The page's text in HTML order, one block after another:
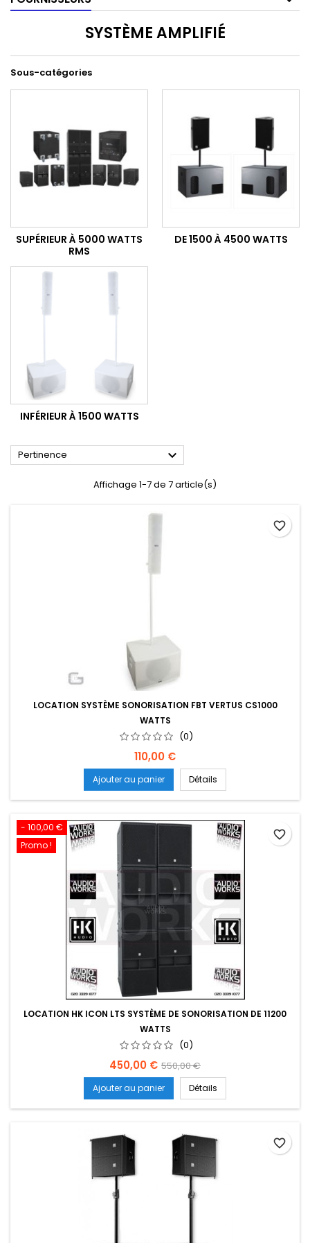
SYSTÈME AMPLIFIÉ
Sous-catégories
SUPÉRIEUR À 5000 WATTS
RMS
DE 1500 À 4500 WATTS
INFÉRIEUR À 1500 WATTS
Pertinence 
Affichage 1-7 de 7 article(s)
LOCATION SYSTÈME SONORISATION FBT VERTUS CS1000
WATTS
(0)
Prix
110,00 €
Ajouter au panier Détails
favorite_border
- 100,00 €
Promo !
LOCATION HK ICON LTS SYSTÈME DE SONORISATION DE 11200
WATTS
(0)
Prix
450,00 € Prix
base
550,00 €
Ajouter au panier Détails
favorite_border
favorite_border